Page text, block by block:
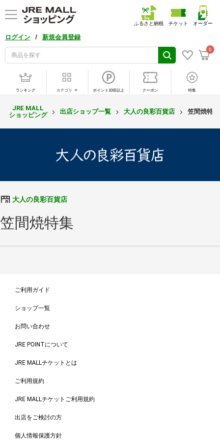
ログイン / 新規会員登録
0
ふるさと納税 チケット オーダー
ランキング カテゴリ ポイント10倍以上 クーポン 特集
JRE MALL
ショッピング
出店ショップ一覧 大人の良彩百貨店 笠間焼特集
大人の良彩百貨店
笠間焼特集
ご利用ガイド
ショップ一覧
お問い合わせ
JRE POINTについて
JRE MALLチケットとは
ご利用規約
JRE MALLチケットご利用規約
出店をご検討の方
個人情報保護方針